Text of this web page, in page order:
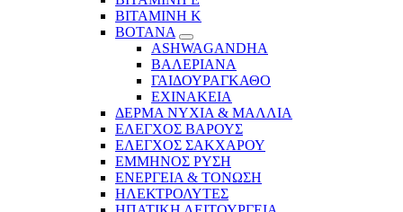
ΒΙΤΑΜΙΝΗ Κ
ΒΟΤΑΝΑ
ASHWAGANDHA
ΒΑΛΕΡΙΑΝΑ
ΓΑΙΔΟΥΡΑΓΚΑΘΟ
ΕΧΙΝΑΚΕΙΑ
ΔΕΡΜΑ ΝΥΧΙΑ & ΜΑΛΛΙΑ
ΕΛΕΓΧΟΣ ΒΑΡΟΥΣ
ΕΛΕΓΧΟΣ ΣΑΚΧΑΡΟΥ
ΕΜΜΗΝΟΣ ΡΥΣΗ
ΕΝΕΡΓΕΙΑ & ΤΟΝΩΣΗ
ΗΛΕΚΤΡΟΛΥΤΕΣ